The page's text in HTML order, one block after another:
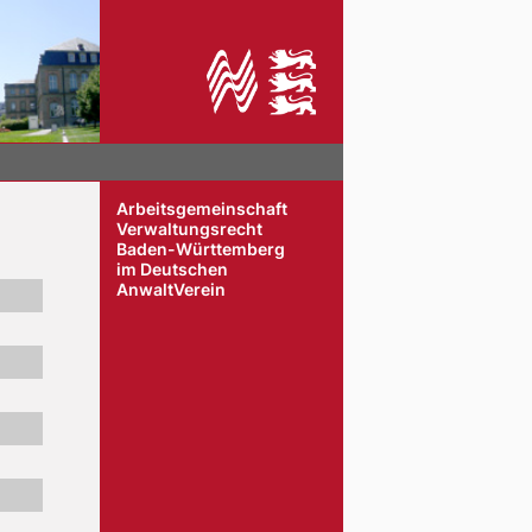
Arbeitsgemeinschaft
Verwaltungsrecht
Baden-Württemberg
im Deutschen
AnwaltVerein